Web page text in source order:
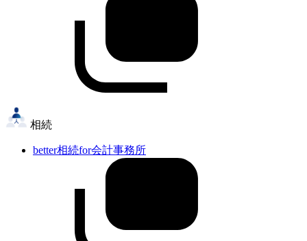
相続
better相続for会計事務所